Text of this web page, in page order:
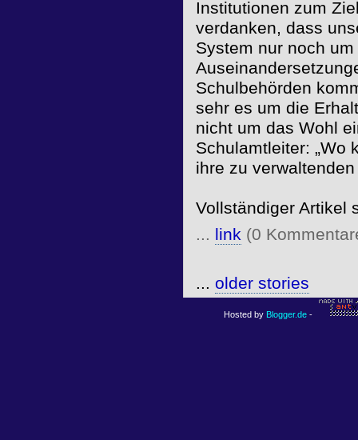
Institutionen zum
verdanken, dass
System nur noch
Schulbehörden
sehr es um die
nicht um das Wohl
Schulamtleiter: „Wo
ihre zu
Vollständiger Artikel
... link(0
... older stories
Hosted by Blogger.de -